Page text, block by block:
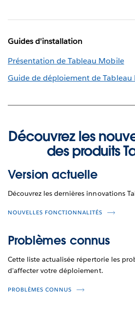
Guides d'installation
Présentation de Tableau Mobile
Guide de déploiement de Tableau
Découvrez les
des produits
Version actuelle
Découvrez les dernières innovations
NOUVELLES FONCTIONNALITÉS
Problèmes connus
Cette liste actualisée répertorie les
d'affecter votre déploiement.
PROBLÈMES CONNUS